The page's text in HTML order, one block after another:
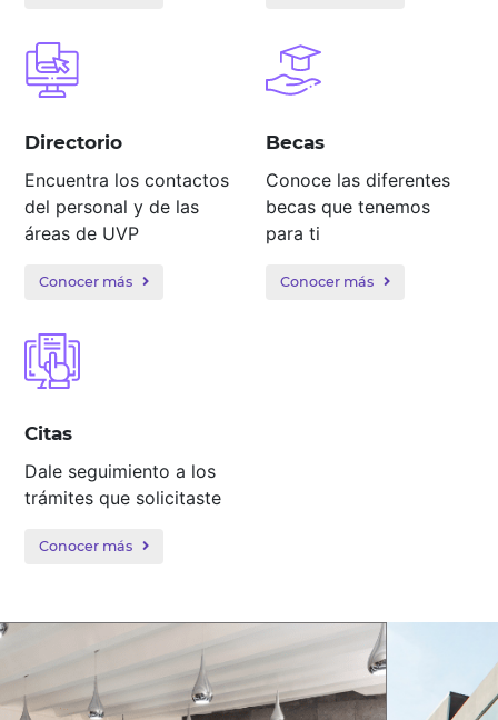
Directorio
Encuentra los contactos
del personal y de las
áreas de UVP
Conocer más
Becas
Conoce las diferentes
becas que tenemos
para ti
Conocer más
Citas
Dale seguimiento a los
trámites que solicitaste
Conocer más